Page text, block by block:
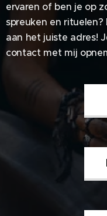
ervaren of ben je op
spreuken en rituelen?
aan het juiste adres!
contact met mij